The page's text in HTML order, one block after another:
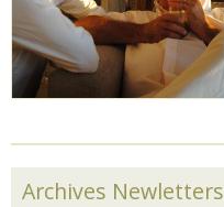
Archives Newletters